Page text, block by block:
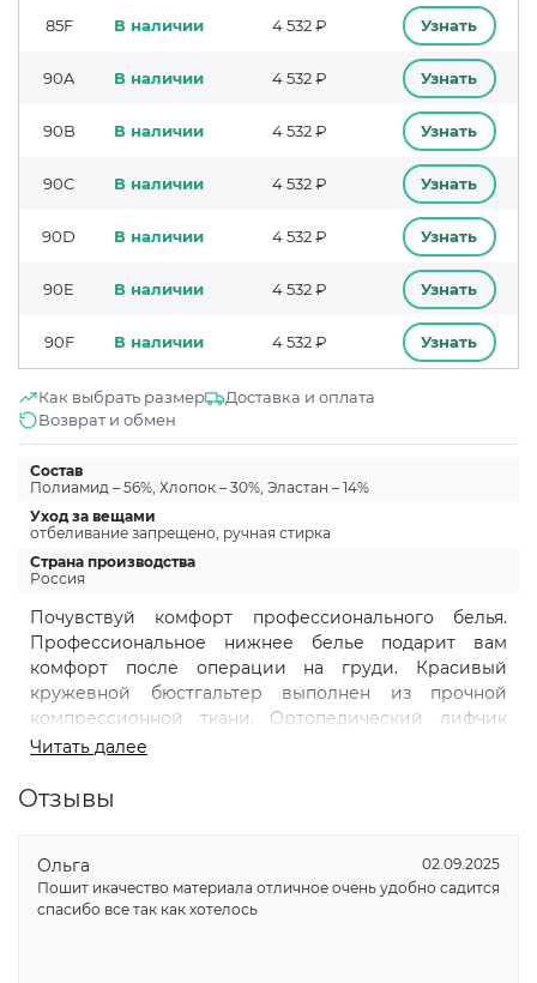
85F В наличии 4 532 ₽ Узнать
90A В наличии 4 532 ₽ Узнать
90B В наличии 4 532 ₽ Узнать
90C В наличии 4 532 ₽ Узнать
90D В наличии 4 532 ₽ Узнать
90E В наличии 4 532 ₽ Узнать
90F В наличии 4 532 ₽ Узнать
Как выбрать размер
Доставка и оплата
Возврат и обмен
Состав
Полиамид – 56%, Хлопок – 30%, Эластан – 14%
Уход за вещами
отбеливание запрещено, ручная стирка
Страна производства
Россия
Почувствуй комфорт профессионального белья.
Профессиональное нижнее белье подарит вам
комфорт после операции на груди. Красивый
кружевной бюстгальтер выполнен из прочной
компрессионной ткани. Ортопедический лифчик
имеет внутри кармашки из хлопкового материала
удалению молочной железы. Широкие бретели
напряжение с шеи и плеч. Лямки регулируются для
оптимальной посадки, обеспечивают надежную
фиксацию. Высокая линия декольте и расширенный
Читать далее
Отзывы
Ольга
02.09.2025
Пошит икачество материала отличное очень удобно садится
спасибо все так как хотелось